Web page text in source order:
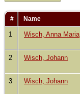
# Name
1 Wisch, Anna Maria
2 Wisch, Johann
3 Wisch, Johann